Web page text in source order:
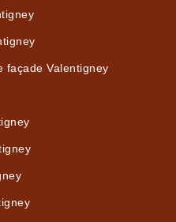
façade Valentigney